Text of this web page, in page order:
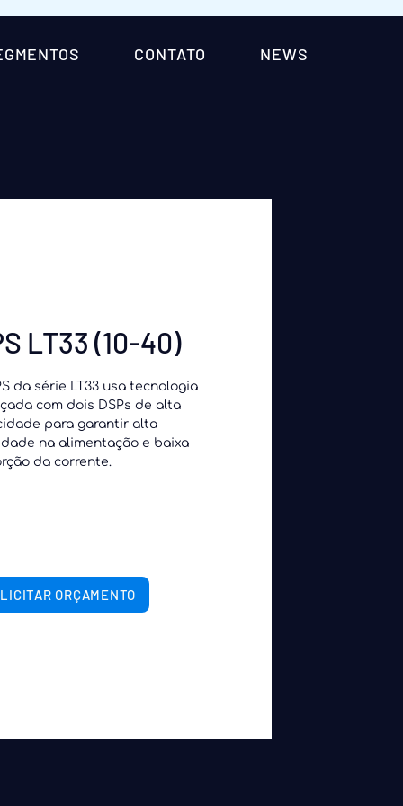
CONTATO NEWS
LT33 (10-40)
da série LT33 usa tecnologia
com dois DSPs de alta
para garantir alta
na alimentação e baixa
da corrente.
ORÇAMENTO